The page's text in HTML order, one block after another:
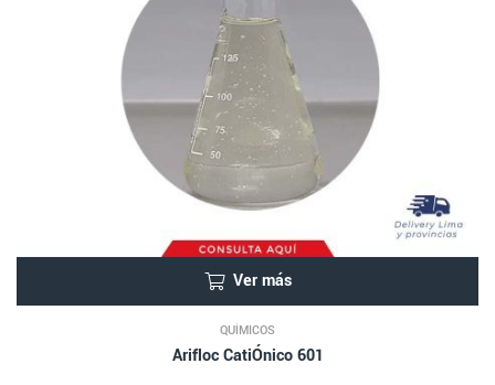
Ver más
QUÍMICOS
Arifloc CatiÓnico 601